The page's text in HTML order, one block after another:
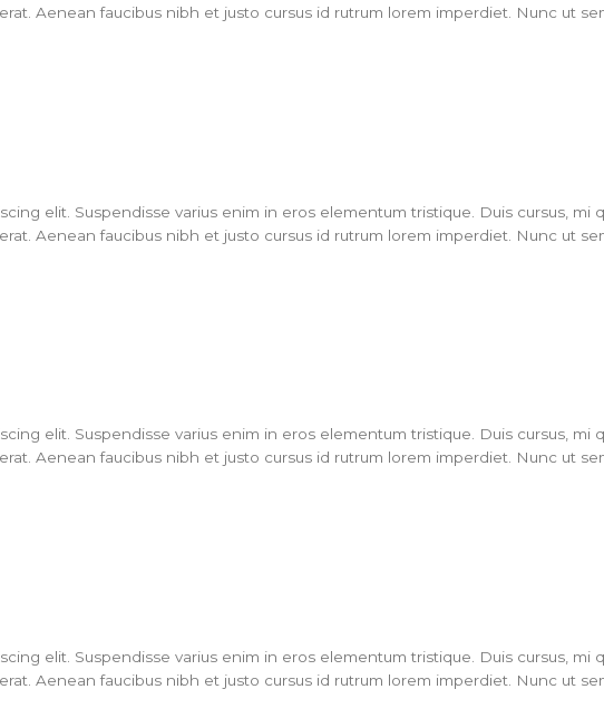
Aenean faucibus nibh et justo cursus id rutrum lorem imperdiet. Nunc ut
elit. Suspendisse varius enim in eros elementum tristique. Duis cursus, mi
Aenean faucibus nibh et justo cursus id rutrum lorem imperdiet. Nunc ut
elit. Suspendisse varius enim in eros elementum tristique. Duis cursus, mi
Aenean faucibus nibh et justo cursus id rutrum lorem imperdiet. Nunc ut
elit. Suspendisse varius enim in eros elementum tristique. Duis cursus, mi
Aenean faucibus nibh et justo cursus id rutrum lorem imperdiet. Nunc ut